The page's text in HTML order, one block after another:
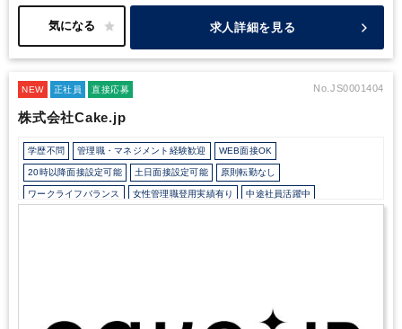
サービスを提供しているゲームの数は10タイトルを超え、世界中
で多くのファンを有しています。
当社は、1994年に設立され、現
190ヶ国以上で配信しています。ネクソンを象徴する『メイプルス
スのライブ運用により、常に魅力的なコンテンツとサービスを提供
らに、技術的進歩により、このような深いマルチプレイヤー・オン
ようになりました。『メイプルストーリーM』はその代表例です。
当社は、自社IP・業界トップクラスのライブ運用力・開発力・グロ
ーバルネットワークを活用したパブリッシング力を活かして、今後
も深いマルチプレイヤー・オンラインゲーム体験を様々なプラット
求人詳細を見る
NEW 正社員 直接応募 No.JS0001404
株式会社Cake.jp
学歴不問 管理職・マネジメント経験歓迎 WEB面接OK
20時以降面接設定可能 土日面接設定可能 原則転勤なし
ワークライフバランス 女性管理職登用実績有り 中途社員活躍中